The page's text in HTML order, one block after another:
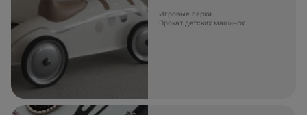
Игровые парки
Прокат детских машинок